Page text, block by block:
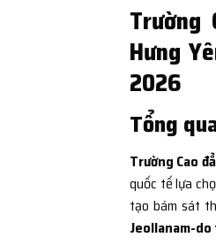
Trường
Hưng
2026
Tổng
Trường Cao
quốc tế lựa
tạo bám sát
Jeollanam-